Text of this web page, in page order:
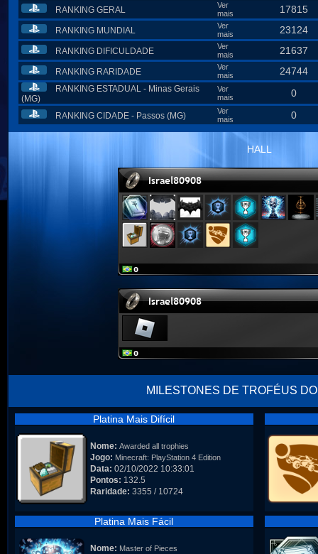
RANKING GERAL
Ver
mais
17815
RANKING MUNDIAL
Ver
mais
23124
RANKING DIFICULDADE
Ver
mais
21637
RANKING RARIDADE
Ver
mais
24744
RANKING ESTADUAL - Minas Gerais
(MG)
Ver
mais
0
RANKING CIDADE - Passos (MG)
Ver
mais
0
HALL
MILESTONES DE TROFÉUS
Platina Mais Difícil
Nome: Awarded all trophies
Jogo: Minecraft: PlayStation 4 Edition
Data: 02/10/2022 10:33:01
Pontos: 132.5
Raridade: 3355 / 10724
Platina Mais Fácil
Nome: Master of Pieces